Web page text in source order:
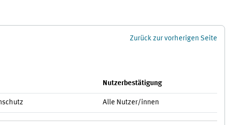
Zurück zur vorherigen Seite
Nutzerbestätigung
Alle Nutzer/innen